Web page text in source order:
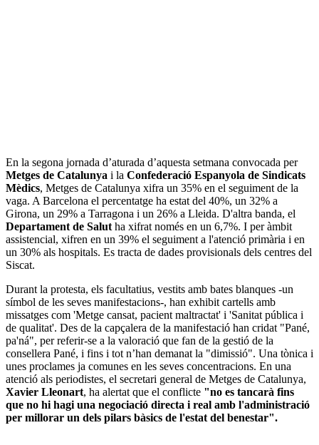
En la segona jornada d’aturada d’aquesta setmana convocada per
Metges de Catalunya i la Confederació Espanyola de Sindicats
Mèdics, Metges de Catalunya xifra un 35% en el seguiment de la
vaga. A Barcelona el percentatge ha estat del 40%, un 32% a
Girona, un 29% a Tarragona i un 26% a Lleida. D'altra banda, el
Departament de Salut ha xifrat només en un 6,7%. I per àmbit
assistencial, xifren en un 39% el seguiment a l'atenció primària i en
un 30% als hospitals. Es tracta de dades provisionals dels centres del
Siscat.
Durant la protesta, els facultatius, vestits amb bates blanques -un
símbol de les seves manifestacions-, han exhibit cartells amb
missatges com 'Metge cansat, pacient maltractat' i 'Sanitat pública i
de qualitat'. Des de la capçalera de la manifestació han cridat "Pané,
pa'ná", per referir-se a la valoració que fan de la gestió de la
consellera Pané, i fins i tot n’han demanat la "dimissió". Una tònica i
unes proclames ja comunes en les seves concentracions. En una
atenció als periodistes, el secretari general de Metges de Catalunya,
Xavier Lleonart, ha alertat que el conflicte "no es tancarà fins
que no hi hagi una negociació directa i real amb l'administració
per millorar un dels pilars bàsics de l'estat del benestar".